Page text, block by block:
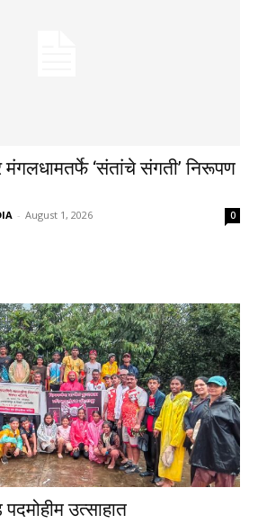
मंगलधामतर्फे ‘संतांचे संगती’ निरूपण
- August 1, 2026 0
उत्साहात